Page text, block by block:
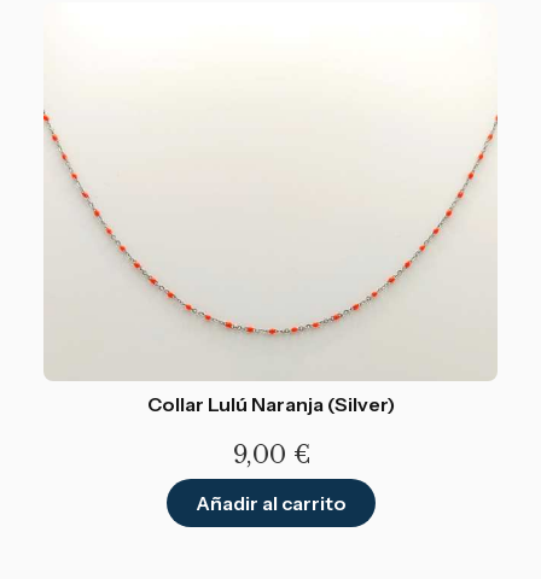
Collar Lulú Naranja (Silver)
9,00 €
Añadir al carrito